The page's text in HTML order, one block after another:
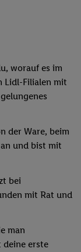
worauf es im
Lidl-Filialen mit
der Ware, beim
und bist mit
bei
mit Rat und
man
deine erste